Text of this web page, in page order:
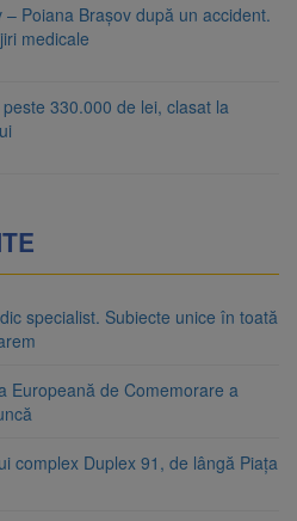
Poiana Brașov după un accident.
medicale
330.000 de lei, clasat la
specialist. Subiecte unice în toată
Europeană de Comemorare a
complex Duplex 91, de lângă Piața